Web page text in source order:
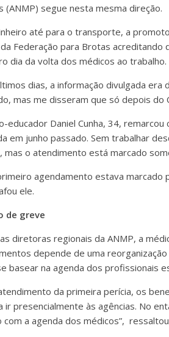
(ANMP) segue nesta mesma direção.
até para o transporte, a
Federação para Brotas acreditando
dia da volta dos médicos ao trabalho.
dias, a informação divulgada
mas me disseram que só depois do
educador Daniel Cunha, 34,
em junho passado. Sem trabalhar
mas o atendimento está marcado
agendamento estava marcado
ele.
de greve
diretoras regionais da ANMP, a
depende de uma
basear na agenda dos profissionais
da primeira perícia, os
ir presencialmente às agências. No
com a agenda dos médicos”,